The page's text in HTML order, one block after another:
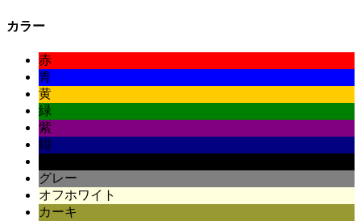
カラー
赤
青
黄
緑
紫
紺
グレー
オフホワイト
カーキ